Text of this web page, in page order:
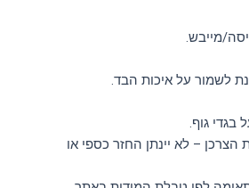
מייבש.
לשמור על איכות הבד.
בגדי גוף.
– לא יינתן החזר כספי או